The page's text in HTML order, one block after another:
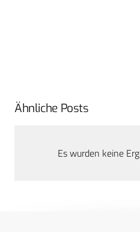
Ähnliche Posts
Es wurden keine